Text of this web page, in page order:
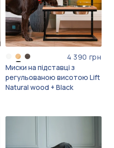
4 390 грн
Миски на підставці з
регульованою висотою Lift
Natural wood + Black